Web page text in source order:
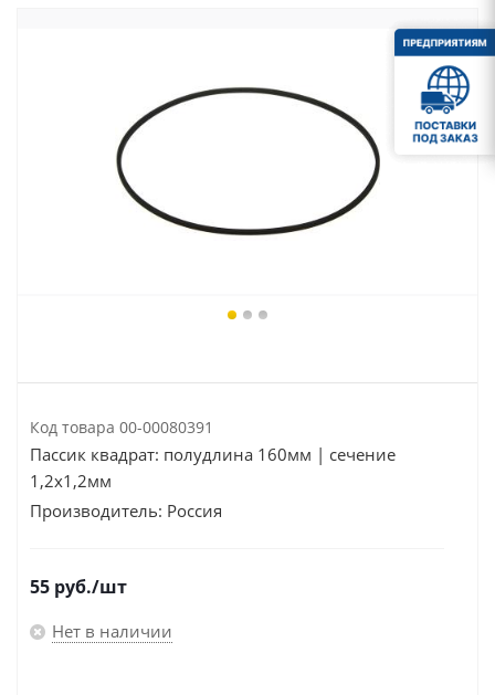
Код товара 00-00080391
Пассик квадрат: полудлина 160мм | сечение
1,2х1,2мм
Производитель: Россия
55 руб./шт
Нет в наличии